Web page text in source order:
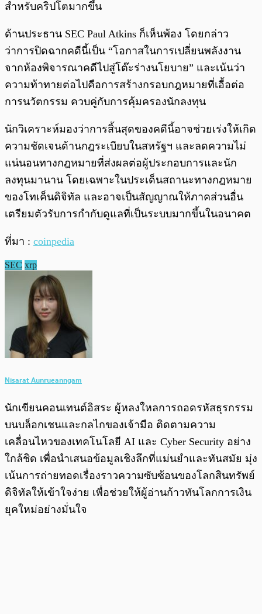
สำหรับคริปโตมากขึ้น
ด้านประธาน SEC Paul Atkins ก็เห็นพ้อง โดยกล่าว
ว่าการปิดฉากคดีนี้เป็น “โอกาสในการเปลี่ยนพลังงาน
จากห้องพิจารณาคดีไปสู่โต๊ะร่างนโยบาย” และเน้นว่า
ความท้าทายต่อไปคือการสร้างกรอบกฎหมายที่เอื้อต่อ
การนวัตกรรม ควบคู่กับการคุ้มครองนักลงทุน
นักวิเคราะห์มองว่าการสิ้นสุดของคดีนี้อาจช่วยเร่งให้เกิด
ความชัดเจนด้านกฎระเบียบในสหรัฐฯ และลดความไม่
แน่นอนทางกฎหมายที่ส่งผลต่อผู้ประกอบการและนัก
ลงทุนมานาน โดยเฉพาะในประเด็นสถานะทางกฎหมาย
ของโทเค็นดิจิทัล และอาจเป็นสัญญาณให้ภาคส่วนอื่น
เตรียมตัวรับการกำกับดูแลที่เป็นระบบมากขึ้นในอนาคต
ที่มา : coinpedia
SEC xrp
Nisarat Aunrueanngam
นักเขียนคอนเทนต์อิสระ ผู้หลงใหลการถอดรหัสธุรกรรม
บนบล็อกเชนและกลไกของเจ้ามือ ติดตามความ
เคลื่อนไหวของเทคโนโลยี AI และ Cyber Security อย่าง
ใกล้ชิด เพื่อนำเสนอข้อมูลเชิงลึกที่แม่นยำและทันสมัย มุ่ง
เน้นการถ่ายทอดเรื่องราวความซับซ้อนของโลกสินทรัพย์
ดิจิทัลให้เข้าใจง่าย เพื่อช่วยให้ผู้อ่านก้าวทันโลกการเงิน
ยุคใหม่อย่างมั่นใจ